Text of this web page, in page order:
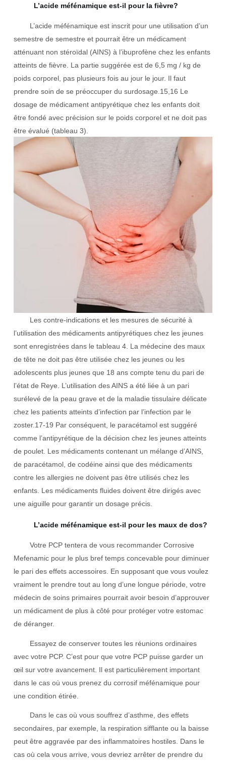
L’acide méfénamique est-il pour la fièvre?
L’acide méfénamique est inscrit pour une utilisation d’un
semestre de semestre et pourrait être un médicament
atténuant non stéroïdal (AINS) à l’ibuprofène chez les enfants
atteints de fièvre. La partie suggérée est de 6,5 mg / kg de
poids corporel, pas plusieurs fois au jour le jour. Il faut
prendre soin de se préoccuper du surdosage.15,16 Le
dosage de médicament antipyrétique chez les enfants doit
être fondé avec précision sur le poids corporel et ne doit pas
être évalué (tableau 3).
Les contre-indications et les mesures de sécurité à
l’utilisation des médicaments antipyrétiques chez les jeunes
sont enregistrées dans le tableau 4. La médecine des maux
de tête ne doit pas être utilisée chez les jeunes ou les
adolescents plus jeunes que 18 ans compte tenu du pari de
l’état de Reye. L’utilisation des AINS a été liée à un pari
surélevé de la peau grave et de la maladie tissulaire délicate
chez les patients atteints d’infection par l’infection par le
zoster.17-19 Par conséquent, le paracétamol est suggéré
comme l’antipyrétique de la décision chez les jeunes atteints
de poulet. Les médicaments contenant un mélange d’AINS,
de paracétamol, de codéine ainsi que des médicaments
contre les allergies ne doivent pas être utilisés chez les
enfants. Les médicaments fluides doivent être dirigés avec
une aiguille pour garantir un dosage précis.
L’acide méfénamique est-il pour les maux de dos?
Votre PCP tentera de vous recommander Corrosive
Mefenamic pour le plus bref temps concevable pour diminuer
le pari des effets accessoires. En supposant que vous voulez
vraiment le prendre tout au long d’une longue période, votre
médecin de soins primaires pourrait avoir besoin d’approuver
un médicament de plus à côté pour protéger votre estomac
de déranger.
Essayez de conserver toutes les réunions ordinaires
avec votre PCP. C’est pour que votre PCP puisse garder un
œil sur votre avancement. Il est particulièrement important
dans le cas où vous prenez du corrosif méfénamique pour
une condition étirée.
Dans le cas où vous souffrez d’asthme, des effets
secondaires, par exemple, la respiration sifflante ou la baisse
peut être aggravée par des inflammatoires hostiles. Dans le
cas où cela vous arrive, vous devriez arrêter de prendre du